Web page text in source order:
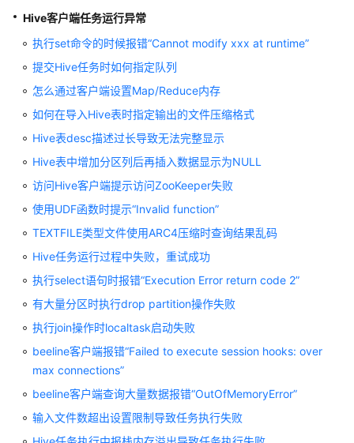
户
指
南
组
件
操
指
南
（LTS
版）
使
用
使
用
使
用
Hive客户端任务运行异常
执行set命令的时候报错“Cannot modify xxx at runtime”
提交Hive任务时如何指定队列
怎么通过客户端设置Map/Reduce内存
如何在导入Hive表时指定输出的文件压缩格式
Hive表desc描述过长导致无法完整显示
Hive表中增加分区列后再插入数据显示为NULL
访问Hive客户端提示访问ZooKeeper失败
使用UDF函数时提示“Invalid function”
TEXTFILE类型文件使用ARC4压缩时查询结果乱码
Hive任务运行过程中失败，重试成功
执行select语句时报错“Execution Error return code 2”
有大量分区时执行drop partition操作失败
执行join操作时localtask启动失败
beeline客户端报错“Failed to execute session hooks: over
max connections”
beeline客户端查询大量数据报错“OutOfMemoryError”
输入文件数超出设置限制导致任务执行失败